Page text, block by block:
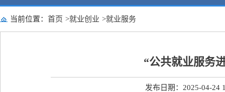
当前位置： 首页 >就业创业 >就业服务
“公共就业服务
发布日期：2025-04-24